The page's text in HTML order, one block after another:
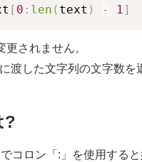
[ 0 : len ( text ) - 1 ]
更されません。
渡した文字列の文字数を
?
コロン「:」を使用する